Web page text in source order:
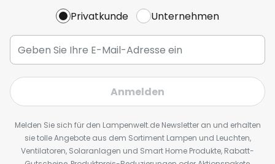
Privatkunde Unternehmen
Anmelden
Melden Sie sich für den Lampenwelt.de Newsletter an und erhalten
sie tolle Angebote aus dem Sortiment Lampen und Leuchten,
Ventilatoren, Solaranlagen und Smart Home Produkte, Rabatt-